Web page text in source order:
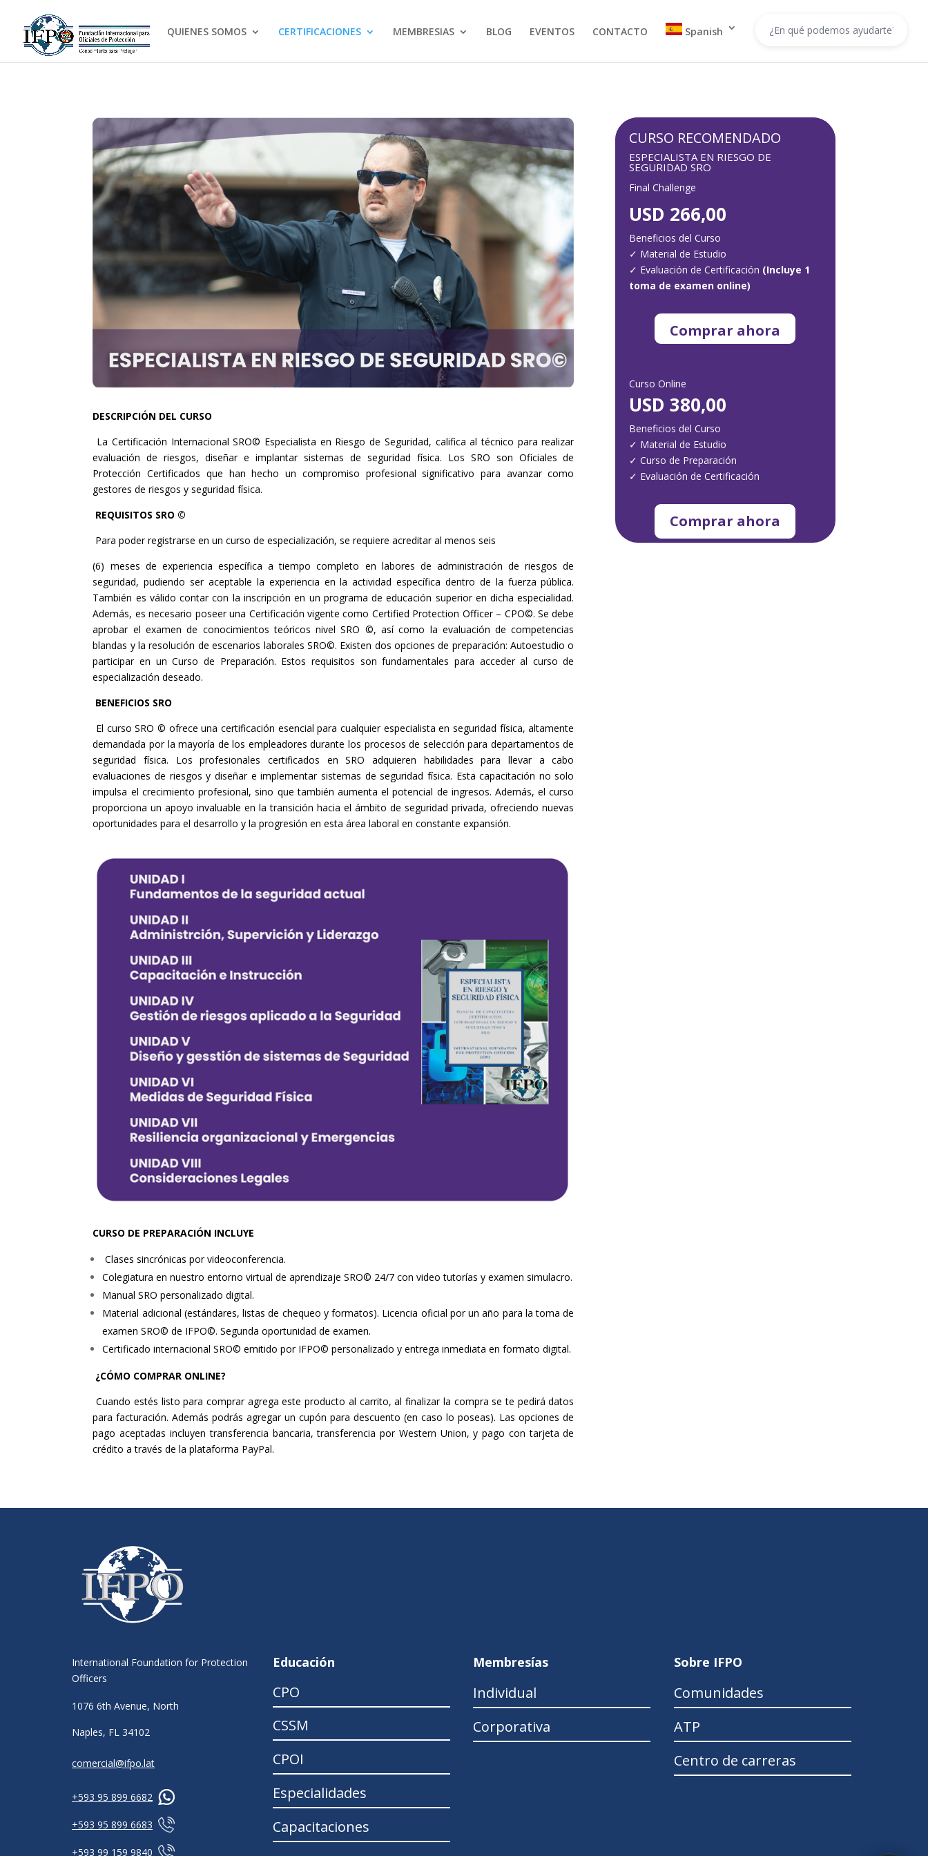
QUIENES SOMOS CERTIFICACIONES MEMBRESIAS BLOG EVENTOS CONTACTO Spanish
DESCRIPCIÓN DEL CURSO
La Certificación Internacional SRO© Especialista en Riesgo de Seguridad, califica al técnico para realizar
evaluación de riesgos, diseñar e implantar sistemas de seguridad física. Los SRO son Oficiales de
Protección Certificados que han hecho un compromiso profesional significativo para avanzar como
gestores de riesgos y seguridad física.
REQUISITOS SRO ©
Para poder registrarse en un curso de especialización, se requiere acreditar al menos seis
(6) meses de experiencia específica a tiempo completo en labores de administración de riesgos de
seguridad, pudiendo ser aceptable la experiencia en la actividad específica dentro de la fuerza pública.
También es válido contar con la inscripción en un programa de educación superior en dicha especialidad.
Además, es necesario poseer una Certificación vigente como Certified Protection Officer – CPO©. Se debe
aprobar el examen de conocimientos teóricos nivel SRO ©, así como la evaluación de competencias
blandas y la resolución de escenarios laborales SRO©. Existen dos opciones de preparación: Autoestudio o
participar en un Curso de Preparación. Estos requisitos son fundamentales para acceder al curso de
especialización deseado.
BENEFICIOS SRO
El curso SRO © ofrece una certificación esencial para cualquier especialista en seguridad física, altamente
demandada por la mayoría de los empleadores durante los procesos de selección para departamentos de
seguridad física. Los profesionales certificados en SRO adquieren habilidades para llevar a cabo
evaluaciones de riesgos y diseñar e implementar sistemas de seguridad física. Esta capacitación no solo
impulsa el crecimiento profesional, sino que también aumenta el potencial de ingresos. Además, el curso
proporciona un apoyo invaluable en la transición hacia el ámbito de seguridad privada, ofreciendo nuevas
oportunidades para el desarrollo y la progresión en esta área laboral en constante expansión.
CURSO DE PREPARACIÓN INCLUYE
Clases sincrónicas por videoconferencia.
Colegiatura en nuestro entorno virtual de aprendizaje SRO© 24/7 con video tutorías y examen simulacro.
Manual SRO personalizado digital.
Material adicional (estándares, listas de chequeo y formatos). Licencia oficial por un año para la toma de
examen SRO© de IFPO©. Segunda oportunidad de examen.
Certificado internacional SRO© emitido por IFPO© personalizado y entrega inmediata en formato digital.
¿CÓMO COMPRAR ONLINE?
Cuando estés listo para comprar agrega este producto al carrito, al finalizar la compra se te pedirá datos
para facturación. Además podrás agregar un cupón para descuento (en caso lo poseas). Las opciones de
pago aceptadas incluyen transferencia bancaria, transferencia por Western Union, y pago con tarjeta de
crédito a través de la plataforma PayPal.
CURSO RECOMENDADO
ESPECIALISTA EN RIESGO DE
SEGURIDAD SRO
Final Challenge
USD 266,00
Beneficios del Curso
✓ Material de Estudio
✓ Evaluación de Certificación (Incluye 1
toma de examen online)
Comprar ahora
Curso Online
USD 380,00
Beneficios del Curso
✓ Material de Estudio
✓ Curso de Preparación
✓ Evaluación de Certificación
Comprar ahora
International Foundation for Protection
Officers
1076 6th Avenue, North
Naples, FL 34102
comercial@ifpo.lat
+593 95 899 6682
+593 95 899 6683
+593 99 159 9840
Educación
CPO
CSSM
CPOI
Especialidades
Capacitaciones
Membresías
Individual
Corporativa
Sobre IFPO
Comunidades
ATP
Centro de carreras